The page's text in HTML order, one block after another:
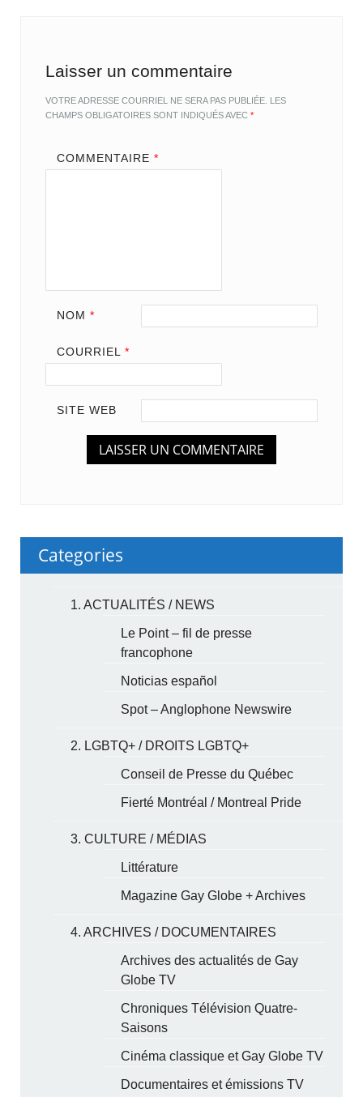
Laisser un commentaire
VOTRE ADRESSE COURRIEL NE SERA PAS PUBLIÉE. LES
CHAMPS OBLIGATOIRES SONT INDIQUÉS AVEC*
COMMENTAIRE *
NOM *
COURRIEL *
SITE WEB
Categories
1. ACTUALITÉS / NEWS
Le Point – fil de presse
francophone
Noticias español
Spot – Anglophone Newswire
2. LGBTQ+ / DROITS LGBTQ+
Conseil de Presse du Québec
Fierté Montréal / Montreal Pride
3. CULTURE / MÉDIAS
Littérature
Magazine Gay Globe + Archives
4. ARCHIVES / DOCUMENTAIRES
Archives des actualités de Gay
Globe TV
Chroniques Télévision Quatre-
Saisons
Cinéma classique et Gay Globe TV
Documentaires et émissions TV